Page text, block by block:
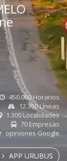
450.000 Horarios
12.300 Líneas
1.300 Localidades
70 Empresas
opiniones Google
APP URUBUS